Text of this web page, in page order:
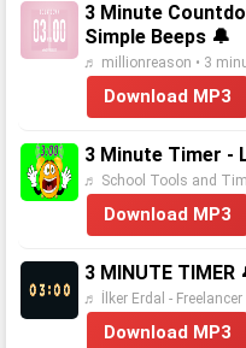
3 Minute
Simple Beeps 🔔
♬ millionreason • 3
Download MP3
3 Minute Timer -
♬ School Tools and
Download MP3
3 MINUTE
♬ İlker Erdal -
Download MP3